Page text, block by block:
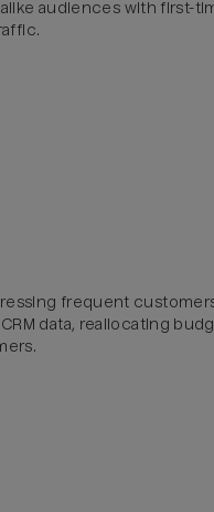
audiences with first-
frequent
data, reallocating